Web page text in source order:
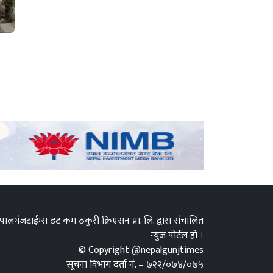
डट कम ठकुरी क्रिएसन प्रा. लि. द्वारा संचालित
न्युज पोर्टल हो ।
© Copyright @nepalgunjtimes
सूचना विभाग दर्ता नं. – ७२२/०७४/०७५